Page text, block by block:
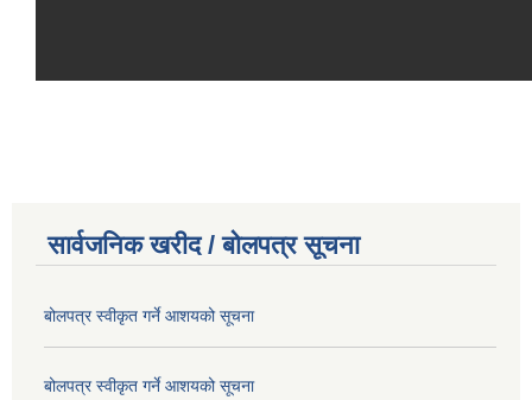
सार्वजनिक खरीद / बोलपत्र सूचना
बोलपत्र स्वीकृत गर्ने आशयको सूचना
बोलपत्र स्वीकृत गर्ने आशयको सूचना